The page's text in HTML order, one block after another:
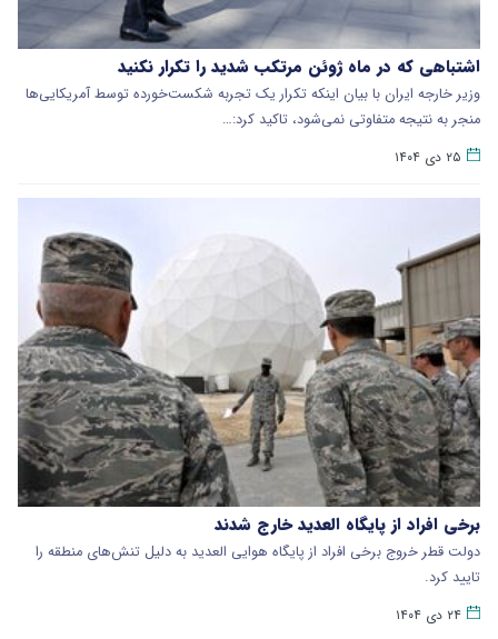
اشتباهی که در ماه ژوئن مرتکب شدید را تکرار نکنید
وزیر خارجه ایران با بیان اینکه تکرار یک تجربه شکست‌خورده توسط آمریکایی‌ها
منجر به نتیجه متفاوتی نمی‌شود، تاکید کرد:…
۲۵ دی ۱۴۰۴
برخی افراد از پایگاه العدید خارج شدند
دولت قطر خروج برخی افراد از پایگاه هوایی العدید به دلیل تنش‌های منطقه را
تایید کرد.
۲۴ دی ۱۴۰۴